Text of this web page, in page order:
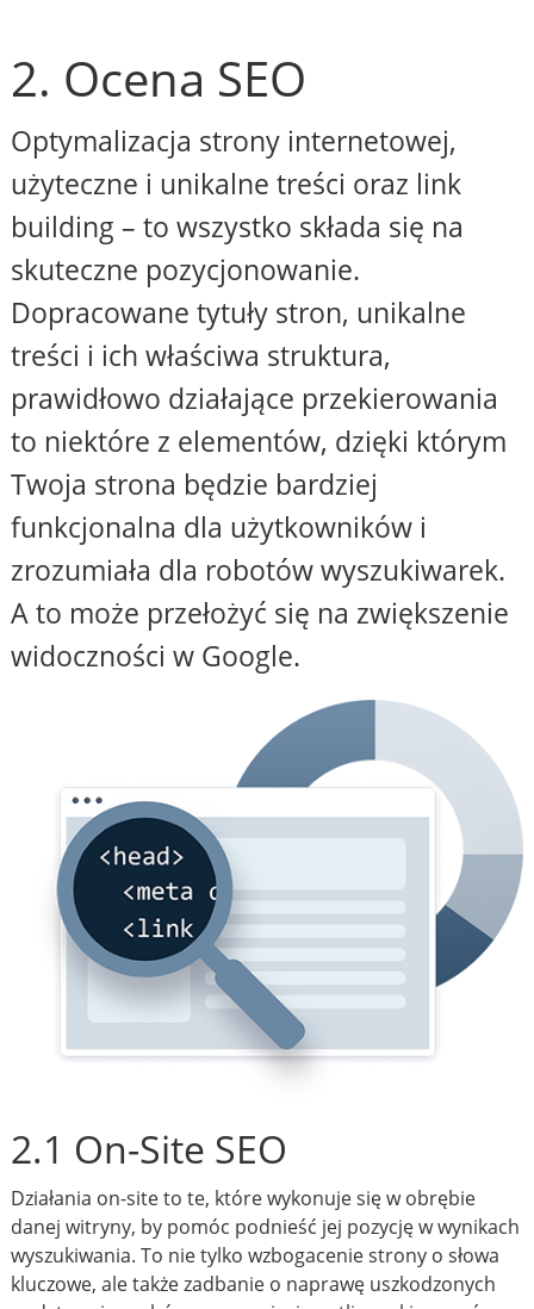
2. Ocena SEO
Optymalizacja strony internetowej,
użyteczne i unikalne treści oraz link
building – to wszystko składa się na
skuteczne pozycjonowanie.
Dopracowane tytuły stron, unikalne
treści i ich właściwa struktura,
prawidłowo działające przekierowania
to niektóre z elementów, dzięki którym
Twoja strona będzie bardziej
funkcjonalna dla użytkowników i
zrozumiała dla robotów wyszukiwarek.
A to może przełożyć się na zwiększenie
widoczności w Google.
2.1 On-Site SEO
Działania on-site to te, które wykonuje się w obrębie
danej witryny, by pomóc podnieść jej pozycję w wynikach
wyszukiwania. To nie tylko wzbogacenie strony o słowa
kluczowe, ale także zadbanie o naprawę uszkodzonych